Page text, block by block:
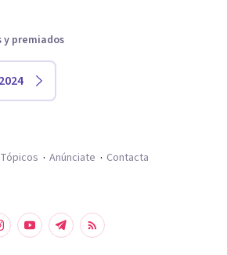
y premiados
Tópicos Anúnciate Contacta